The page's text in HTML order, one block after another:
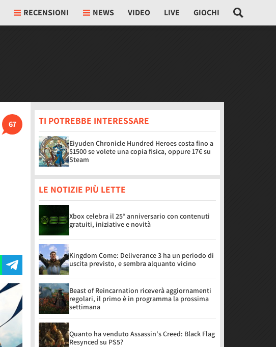
RECENSIONI NEWS VIDEO LIVE GIOCHI
67 TI POTREBBE INTERESSARE
Eiyuden Chronicle Hundred Heroes costa fino a
$1500 se volete una copia fisica, oppure 17€ su
Steam
LE NOTIZIE PIÙ LETTE
Xbox celebra il 25° anniversario con contenuti
gratuiti, iniziative e novità
Kingdom Come: Deliverance 3 ha un periodo di
uscita previsto, e sembra alquanto vicino
Beast of Reincarnation riceverà aggiornamenti
regolari, il primo è in programma la prossima
settimana
Quanto ha venduto Assassin's Creed: Black Flag
Resynced su PS5?